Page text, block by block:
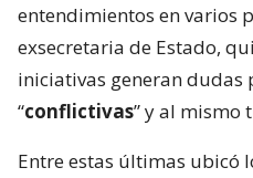
entendimientos en varios
exsecretaria de Estado,
iniciativas generan dudas
“conflictivas” y al mismo
Entre estas últimas ubicó